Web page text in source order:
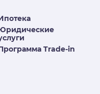
Trade-in